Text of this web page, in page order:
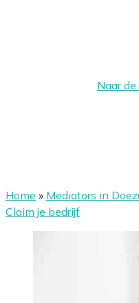
Naar
Home » Mediators in
Claim je bedrijf